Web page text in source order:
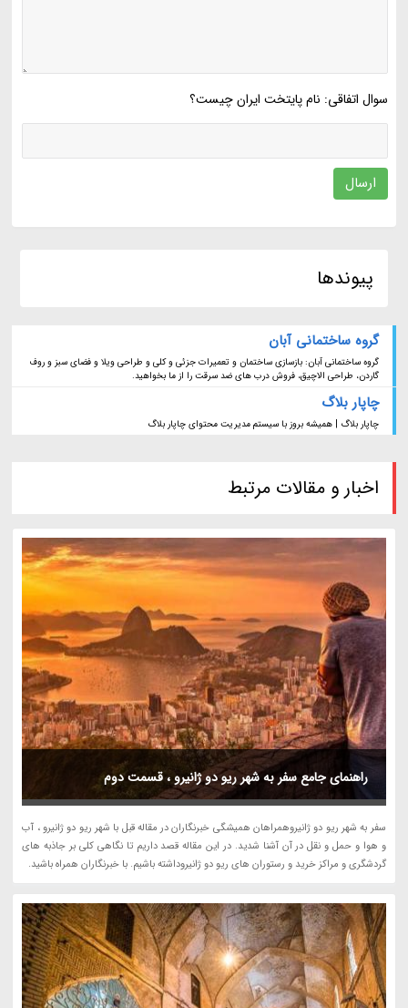
سوال اتفاقی: نام پایتخت ایران چیست؟
ارسال
پیوندها
گروه ساختمانی آبان
گروه ساختمانی آبان: بازسازی ساختمان و تعمیرات جزئی و کلی و طراحی ویلا و فضای سبز و روف
گاردن، طراحی الاچیق، فروش درب های ضد سرقت را از ما بخواهید.
چاپار بلاگ
چاپار بلاگ | همیشه بروز با سیستم مدیریت محتوای چاپار بلاگ
اخبار و مقالات مرتبط
راهنمای جامع سفر به شهر ریو دو ژانیرو ، قسمت دوم
سفر به شهر ریو دو ژانیروهمراهان همیشگی خبرنگاران در مقاله قبل با شهر ریو دو ژانیرو ، آب
و هوا و حمل و نقل در آن آشنا شدید. در این مقاله قصد داریم تا نگاهی کلی بر جاذبه های
گردشگری و مراکز خرید و رستوران های ریو دو ژانیروداشته باشیم. با خبرنگاران همراه باشید.